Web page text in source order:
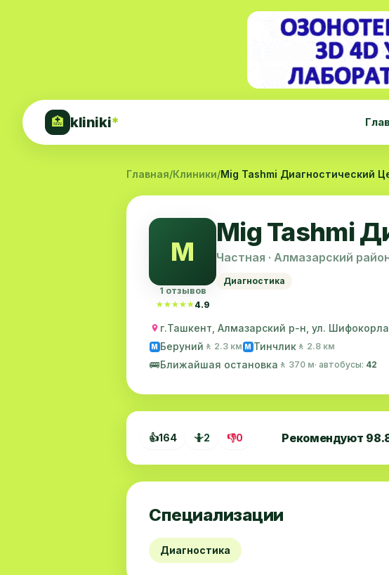
🏥 kliniki*
Главная/Клиники/Mig Tashmi Диагностический
M
1 отзывов
★★★★★
★★★★★ 4.9
Mig Tashmi
Частная · Алмазарский
Диагностика
г.Ташкент, Алмазарский р-н, ул.
M Беруний 🚶 2.3 км M Тинчлик 🚶 2.8 км
🚌Ближайшая остановка 🚶 370 м· автобусы: 42
👍164 🤷2 👎0 Рекомендуют
Специализации
Диагностика